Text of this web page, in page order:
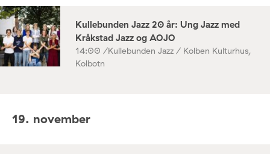
Kullebunden Jazz 20 år: Ung Jazz med
Kråkstad Jazz og AOJO
14:00 /Kullebunden Jazz / Kolben Kulturhus,
Kolbotn
19. november